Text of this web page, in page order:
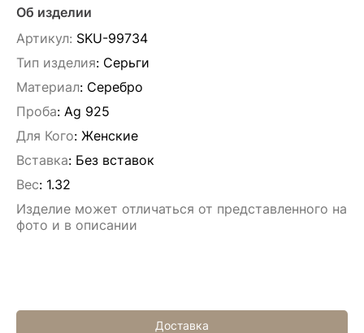
Об изделии
Артикул: SKU-99734
Тип изделия: Серьги
Материал: Серебро
Проба: Ag 925
Для Кого: Женские
Вставка: Без вставок
Вес: 1.32
Изделие может отличаться от представленного на
фото и в описании
Доставка